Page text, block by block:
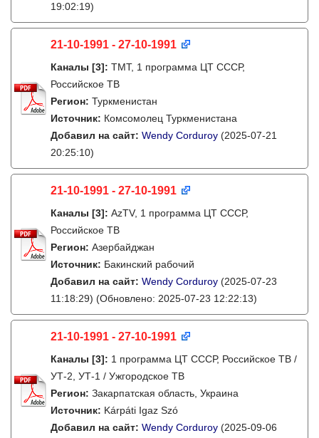
19:02:19)
21-10-1991 - 27-10-1991
Каналы [3]: TMT, 1 программа ЦТ СССР,
Российское ТВ
Регион: Туркменистан
Источник: Комсомолец Туркменистана
Добавил на сайт: Wendy Corduroy (2025-07-21
20:25:10)
21-10-1991 - 27-10-1991
Каналы [3]: AzTV, 1 программа ЦТ СССР,
Российское ТВ
Регион: Азербайджан
Источник: Бакинский рабочий
Добавил на сайт: Wendy Corduroy (2025-07-23
11:18:29) (Обновлено: 2025-07-23 12:22:13)
21-10-1991 - 27-10-1991
Каналы [3]: 1 программа ЦТ СССР, Российское ТВ /
УТ-2, УТ-1 / Ужгородское ТВ
Регион: Закарпатская область, Украина
Источник: Kárpáti Igaz Szó
Добавил на сайт: Wendy Corduroy (2025-09-06